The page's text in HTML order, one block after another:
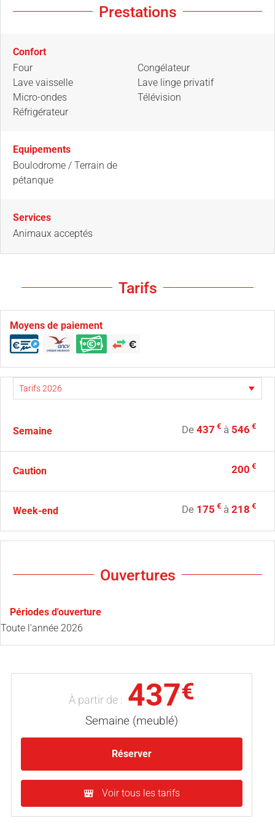
Prestations
Confort
Four
Lave vaisselle
Micro-ondes
Réfrigérateur
Congélateur
Lave linge privatif
Télévision
Equipements
Boulodrome / Terrain de
pétanque
Services
Animaux acceptés
Tarifs
Moyens de paiement
Semaine De 437 € à 546 €
Caution 200 €
Week-end De 175 € à 218 €
Ouvertures
Périodes d'ouverture
Toute l'année 2026
À partir de : 437€
Semaine (meublé)
Réserver
Voir tous les tarifs